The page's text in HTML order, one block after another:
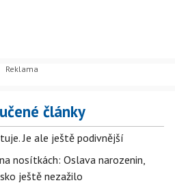
články
Je ale ještě podivnější
nosítkách: Oslava narozenin,
ještě nezažilo